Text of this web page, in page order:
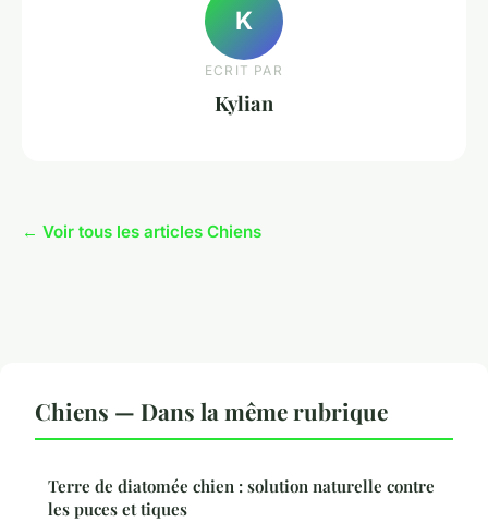
K
ECRIT PAR
Kylian
← Voir tous les articles Chiens
Chiens — Dans la même rubrique
Terre de diatomée chien : solution naturelle contre
les puces et tiques